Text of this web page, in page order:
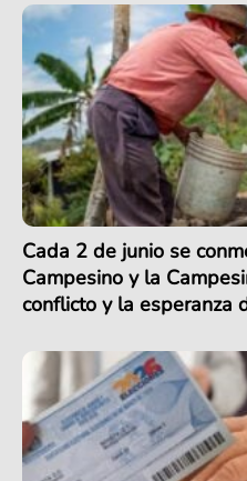
Cada 2 de junio se
Campesino y la
conflicto y la esperanza